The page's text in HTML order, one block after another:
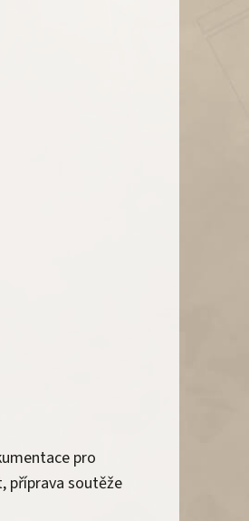
pro
příprava soutěže